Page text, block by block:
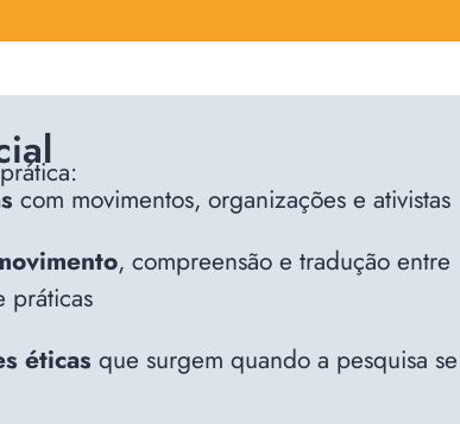
com movimentos, organizações e ativistas
, compreensão e tradução entre
práticas
éticas que surgem quando a pesquisa